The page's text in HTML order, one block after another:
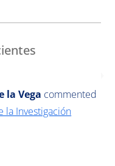
la Vega commented
la Investigación